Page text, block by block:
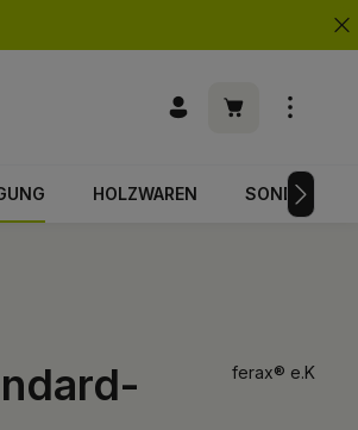
Warenkorb
HOLZWAREN
ferax® e.K